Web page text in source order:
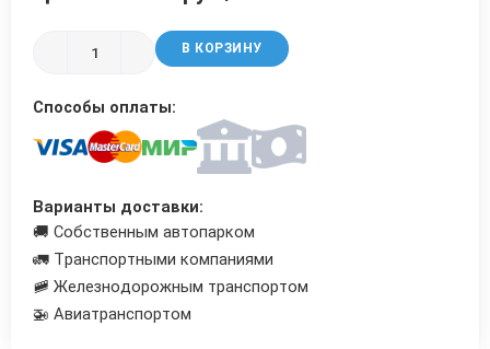
В КОРЗИНУ
Способы оплаты:
Варианты доставки:
🚚 Собственным автопарком
🚛 Транспортными компаниями
🚞 Железнодорожным транспортом
🚁 Авиатранспортом
Трубы в ВУС изоляции